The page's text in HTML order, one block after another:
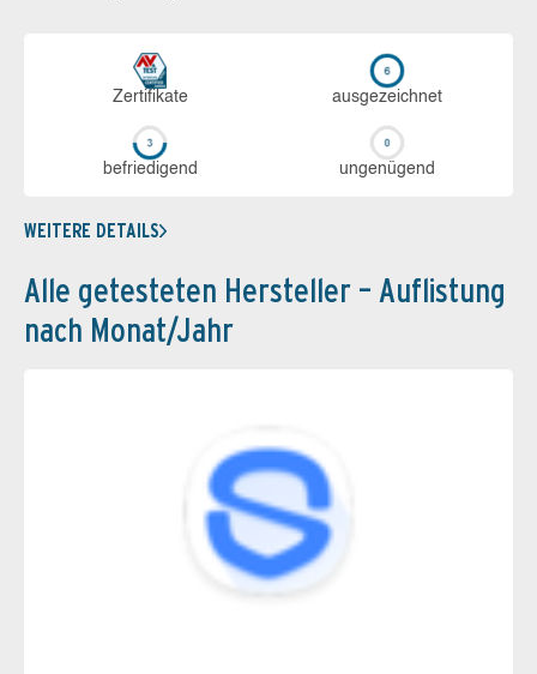
Zerti­fikate aus­ge­zeich­net
be­frie­di­gend un­ge­nü­gend
WEITERE DETAILS
Alle getesteten Hersteller – Auflistung
nach Monat/Jahr